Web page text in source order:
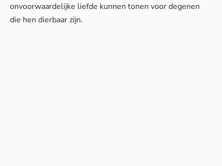
onvoorwaardelijke liefde kunnen tonen voor degenen
die hen dierbaar zijn.